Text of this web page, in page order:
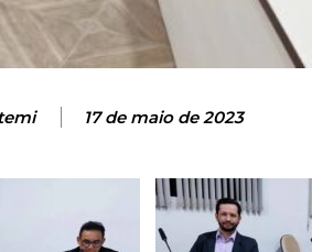
17 de maio de 2023